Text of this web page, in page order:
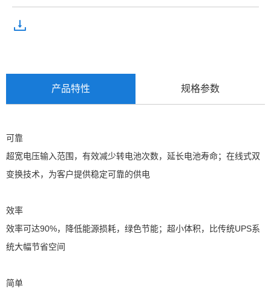
产品特性 规格参数
可靠
超宽电压输入范围，有效减少转电池次数，延长电池寿命；在线式双
变换技术，为客户提供稳定可靠的供电
效率
效率可达90%，降低能源损耗，绿色节能；超小体积，比传统UPS系
统大幅节省空间
简单